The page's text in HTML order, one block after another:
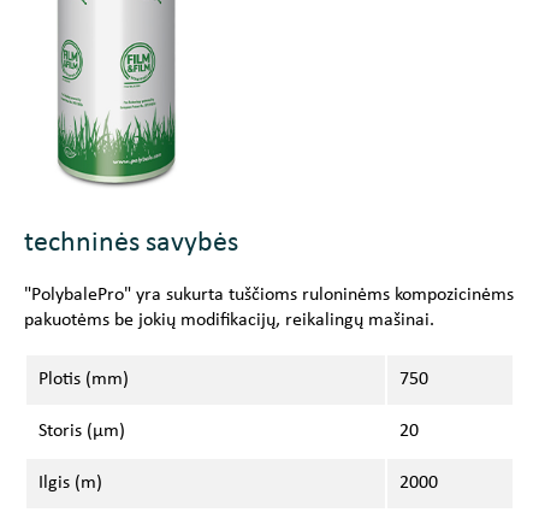
techninės savybės
"PolybalePro" yra sukurta tuščioms ruloninėms kompozicinėms
pakuotėms be jokių modifikacijų, reikalingų mašinai.
Plotis (mm) 750
Storis (μm) 20
Ilgis (m) 2000